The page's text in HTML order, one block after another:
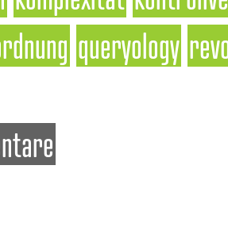
queryology